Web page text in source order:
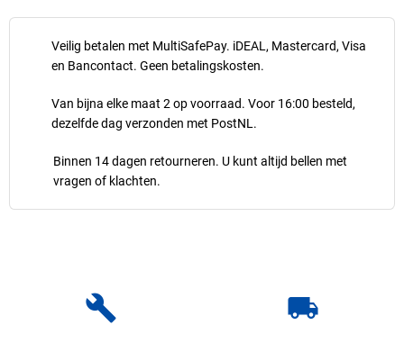
Veilig betalen met MultiSafePay. iDEAL, Mastercard, Visa
en Bancontact. Geen betalingskosten.
Van bijna elke maat 2 op voorraad. Voor 16:00 besteld,
dezelfde dag verzonden met PostNL.
Binnen 14 dagen retourneren. U kunt altijd bellen met
vragen of klachten.
build local_shipping